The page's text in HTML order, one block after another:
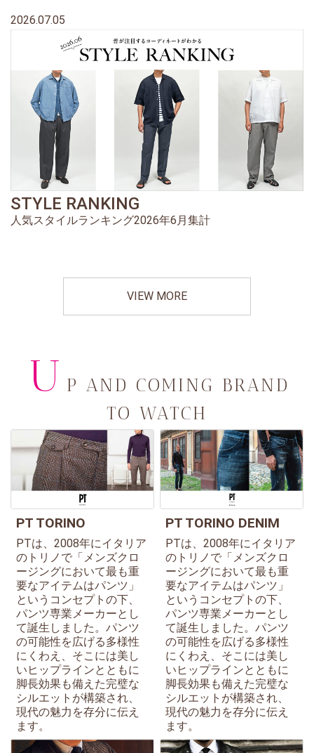
2026.07.05
STYLE RANKING
人気スタイルランキング2026年6月集計
VIEW MORE
U P AND COMING BRAND
TO WATCH
PT TORINO
PTは、2008年にイタリア
のトリノで「メンズクロ
ージングにおいて最も重
要なアイテムはパンツ」
というコンセプトの下、
パンツ専業メーカーとし
て誕生しました。パンツ
の可能性を広げる多様性
にくわえ、そこには美し
いヒップラインとともに
脚長効果も備えた完璧な
シルエットが構築され、
現代の魅力を存分に伝え
ます。
PT TORINO DENIM
PTは、2008年にイタリア
のトリノで「メンズクロ
ージングにおいて最も重
要なアイテムはパンツ」
というコンセプトの下、
パンツ専業メーカーとし
て誕生しました。パンツ
の可能性を広げる多様性
にくわえ、そこには美し
いヒップラインとともに
脚長効果も備えた完璧な
シルエットが構築され、
現代の魅力を存分に伝え
ます。